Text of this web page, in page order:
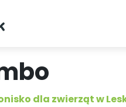
dla zwierząt w